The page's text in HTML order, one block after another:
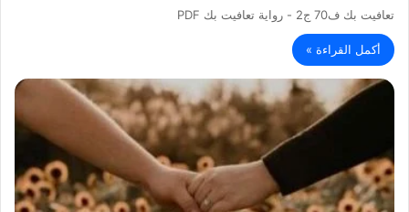
تعافيت بك ف70 ج2 - رواية تعافيت بك PDF
أكمل القراءة »